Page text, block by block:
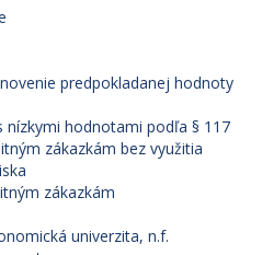
predpokladanej hodnoty
nízkymi hodnotami podľa § 117
zákazkám bez využitia
zákazkám
univerzita, n.f.